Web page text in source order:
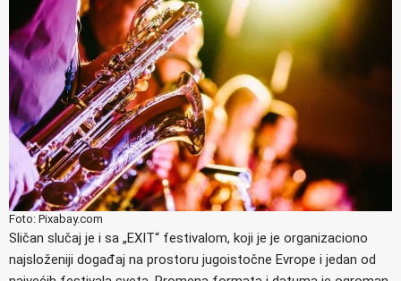
Foto: Pixabay.com
Sličan slučaj je i sa „EXIT“ festivalom, koji je je organizaciono
najsloženiji događaj na prostoru jugoistočne Evrope i jedan od